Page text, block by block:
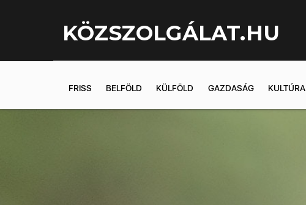
KÖZSZOLGÁLAT.HU
FRISS BELFÖLD KÜLFÖLD GAZDASÁG KULTÚRA